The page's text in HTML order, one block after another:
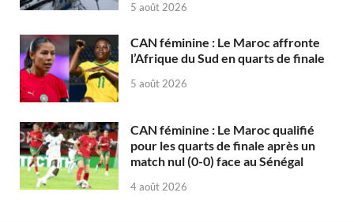
5 août 2026
CAN féminine : Le Maroc affronte
l’Afrique du Sud en quarts de finale
5 août 2026
CAN féminine : Le Maroc qualifié
pour les quarts de finale après un
match nul (0-0) face au Sénégal
4 août 2026